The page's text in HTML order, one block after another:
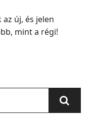
új, és jelen
mint a régi!